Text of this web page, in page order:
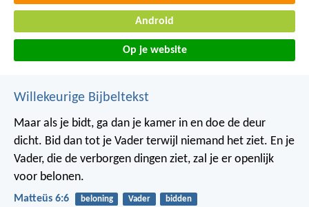
Android
Op je website
Willekeurige Bijbeltekst
Maar als je bidt, ga dan je kamer in en doe de deur
dicht. Bid dan tot je Vader terwijl niemand het ziet. En je
Vader, die de verborgen dingen ziet, zal je er openlijk
voor belonen.
Matteüs 6:6 beloning Vader bidden